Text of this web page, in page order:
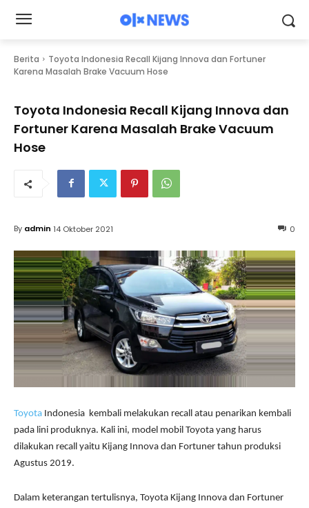
Berita
Toyota Indonesia Recall Kijang Innova dan Fortuner
Karena Masalah Brake Vacuum Hose
Toyota Indonesia Recall Kijang Innova dan
Fortuner Karena Masalah Brake Vacuum
Hose
0
By admin 14 Oktober 2021
Toyota Indonesia kembali melakukan recall atau penarikan kembali
pada lini produknya. Kali ini, model mobil Toyota yang harus
dilakukan recall yaitu Kijang Innova dan Fortuner tahun produksi
Agustus 2019.
Dalam keterangan tertulisnya, Toyota Kijang Innova dan Fortuner